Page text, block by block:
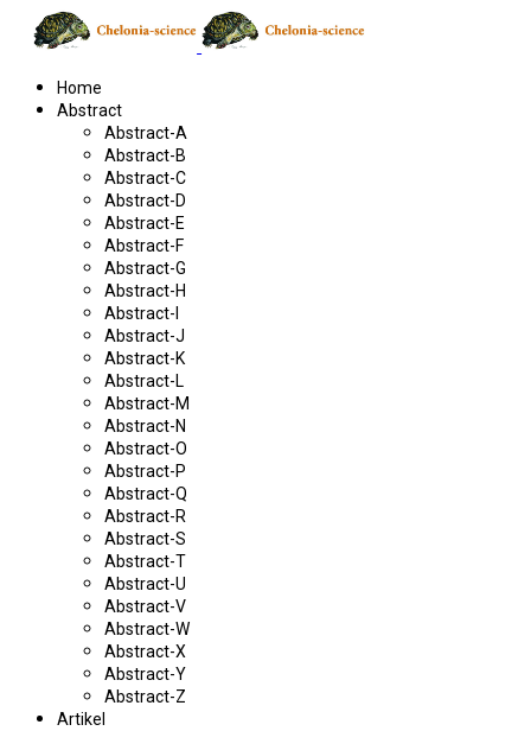
Home
Abstract
Abstract-A
Abstract-B
Abstract-C
Abstract-D
Abstract-E
Abstract-F
Abstract-G
Abstract-H
Abstract-I
Abstract-J
Abstract-K
Abstract-L
Abstract-M
Abstract-N
Abstract-O
Abstract-P
Abstract-Q
Abstract-R
Abstract-S
Abstract-T
Abstract-U
Abstract-V
Abstract-W
Abstract-X
Abstract-Y
Abstract-Z
Artikel